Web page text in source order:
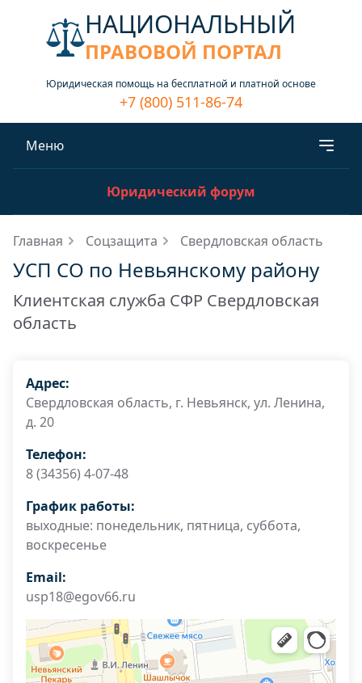
НАЦИОНАЛЬНЫЙ
ПРАВОВОЙ ПОРТАЛ
Юридическая помощь на бесплатной и платной основе
+7 (800) 511-86-74
Меню
Юридический форум
Главная Соцзащита Свердловская область
УСП СО по Невьянскому району
Клиентская служба СФР Свердловская
область
Адрес:
Свердловская область, г. Невьянск, ул. Ленина,
д. 20
Телефон:
8 (34356) 4-07-48
График работы:
выходные: понедельник, пятница, суббота,
воскресенье
Email:
usp18@egov66.ru